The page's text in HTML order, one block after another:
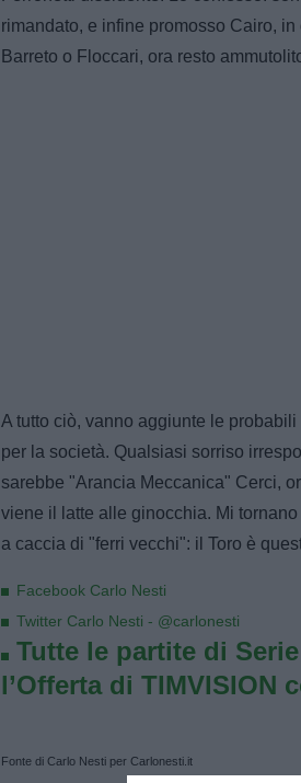
rimandato, e infine promosso Cairo,
Barreto o Floccari, ora resto
A tutto ciò, vanno aggiunte le
per la società. Qualsiasi sorriso
sarebbe "Arancia Meccanica" Cerci,
viene il latte alle ginocchia. Mi
a caccia di "ferri vecchi": il Toro è
Facebook Carlo Nesti
Twitter Carlo Nesti - @carlonesti
Tutte le partite di
l’Offerta di TIMVISION
Fonte di Carlo Nesti per Carlonesti.it